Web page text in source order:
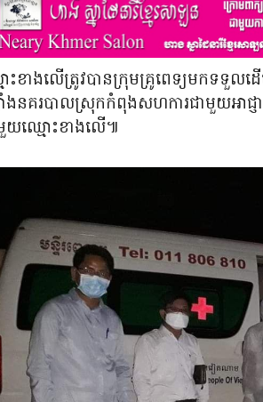
ះខាងលើត្រូវបានក្រុមគ្រូពេទ្យមកទទួលដើ
ាំងនគរបាលស្រុកកំពុងសហការជាមួយអាជ្ញ
យឈ្មោះខាងលើ៕